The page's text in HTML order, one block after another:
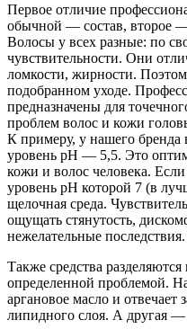
Первое отличие
обычной — состав, второе
Волосы у всех разные: по
чувствительности. Они
ломкости, жирности.
подобранном уходе.
предназначены для
проблем волос и кожи
К примеру, у нашего бренда
уровень pH — 5,5. Это
кожи и волос человека.
уровень pH которой 7 (в
щелочная среда.
ощущать стянутость,
нежелательные последствия.
Также средства
определенной проблемой.
аргановое масло и отвечает
липидного слоя. А другая